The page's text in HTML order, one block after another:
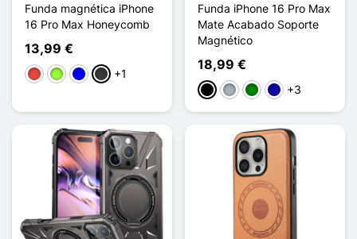
Funda magnética iPhone
16 Pro Max Honeycomb
13,99 €
RojoVerde manzana
AzulGris oscuro
+1
Funda iPhone 16 Pro Max
Mate Acabado Soporte
Magnético
18,99 €
NegroGris VerdeAzul oscuro
+3